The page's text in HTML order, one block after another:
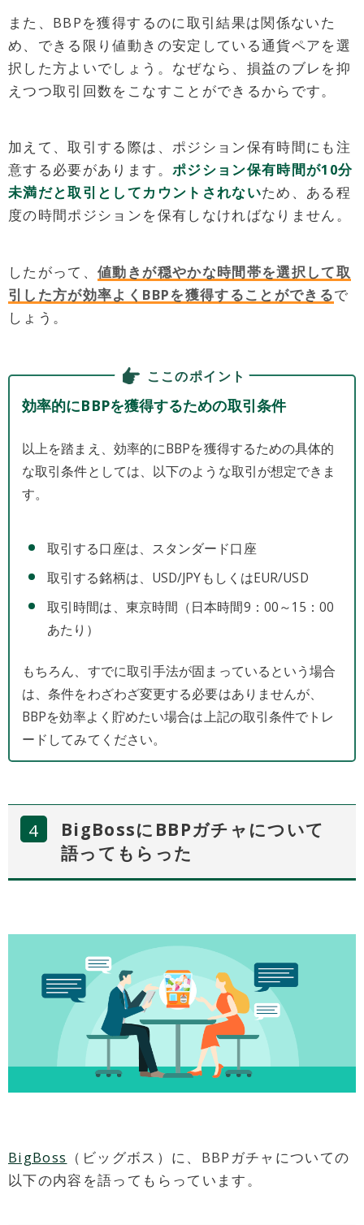
また、BBPを獲得するのに取引結果は関係ないた
め、できる限り値動きの安定している通貨ペアを選
択した方よいでしょう。なぜなら、損益のブレを抑
えつつ取引回数をこなすことができるからです。
加えて、取引する際は、ポジション保有時間にも注
意する必要があります。 ポジション保有時間が10分
未満だと取引としてカウントされないため、ある程
度の時間ポジションを保有しなければなりません。
したがって、値動きが穏やかな時間帯を選択して取
引した方が効率よくBBPを獲得することができるで
しょう。
ここのポイント
効率的にBBPを獲得するための取引条件
以上を踏まえ、効率的にBBPを獲得するための具体的
な取引条件としては、以下のような取引が想定できま
す。
取引する口座は、スタンダード口座
取引する銘柄は、USD/JPYもしくはEUR/USD
取引時間は、東京時間（日本時間9：00～15：00
あたり）
もちろん、すでに取引手法が固まっているという場合
は、条件をわざわざ変更する必要はありませんが、
BBPを効率よく貯めたい場合は上記の取引条件でトレ
ードしてみてください。
BigBossにBBPガチャについて
語ってもらった
BigBoss （ビッグボス）に、BBPガチャについての
以下の内容を語ってもらっています。